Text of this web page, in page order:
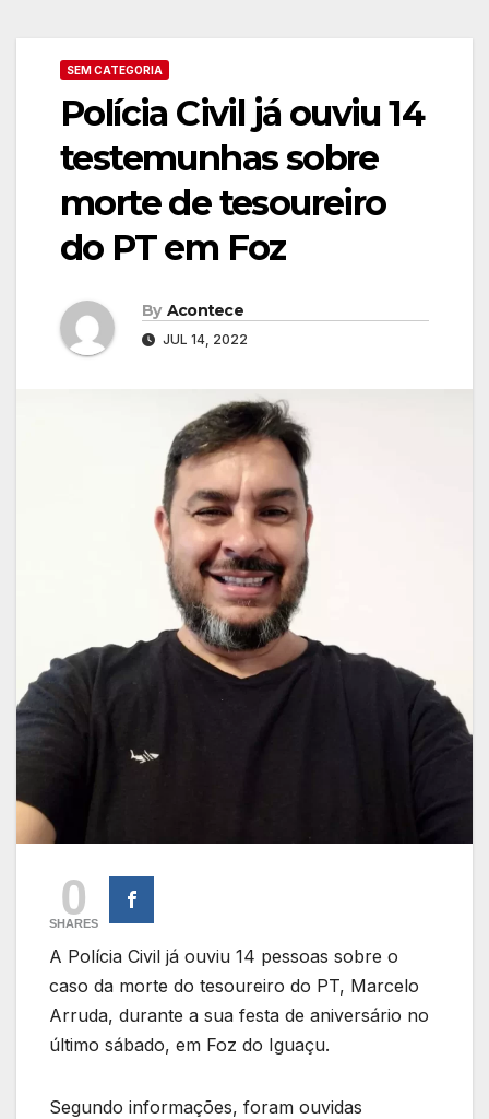
SEM CATEGORIA
Polícia Civil já ouviu 14
testemunhas sobre
morte de tesoureiro
do PT em Foz
By Acontece
JUL 14, 2022
0
SHARES
A Polícia Civil já ouviu 14 pessoas sobre o
caso da morte do tesoureiro do PT, Marcelo
Arruda, durante a sua festa de aniversário no
último sábado, em Foz do Iguaçu.
Segundo informações, foram ouvidas